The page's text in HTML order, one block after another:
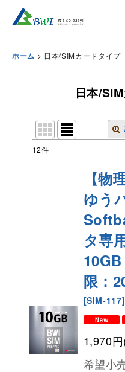
ホーム > 日本/SIMカードタイプ
日本/
12件
【物
ゆう
タ専
限：
[SIM-117]
1,970円
希望小